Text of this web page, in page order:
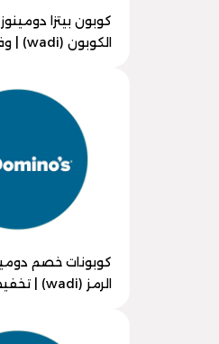
كوبون بيتزا
الكوبون (wadi) | وفر 15% اليوم
كوبونات خصم
الرمز (wadi) | تخفيض 150 ريال